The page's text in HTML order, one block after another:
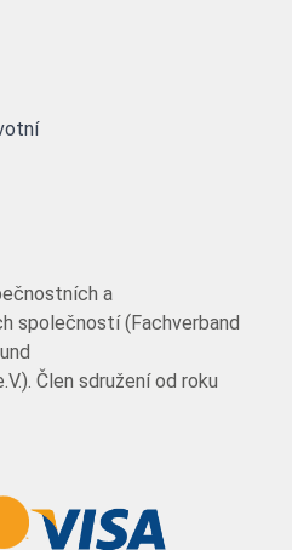
a
společností (Fachverband
Člen sdružení od roku